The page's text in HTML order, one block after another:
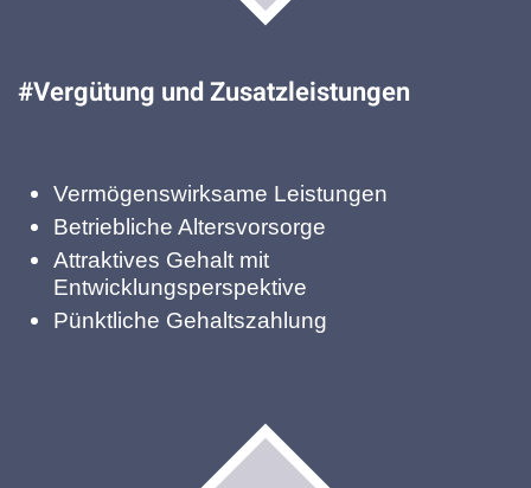
#Vergütung und Zusatzleistungen
Vermögenswirksame Leistungen
Betriebliche Altersvorsorge
Attraktives Gehalt mit
Entwicklungsperspektive
Pünktliche Gehaltszahlung